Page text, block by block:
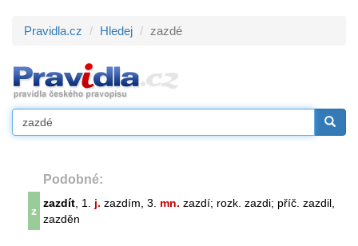
Pravidla.cz Hledej zazdé
Podobné:
z
zazdít , 1. j. zazdím, 3. mn. zazdí; rozk. zazdi; příč. zazdil,
zazděn